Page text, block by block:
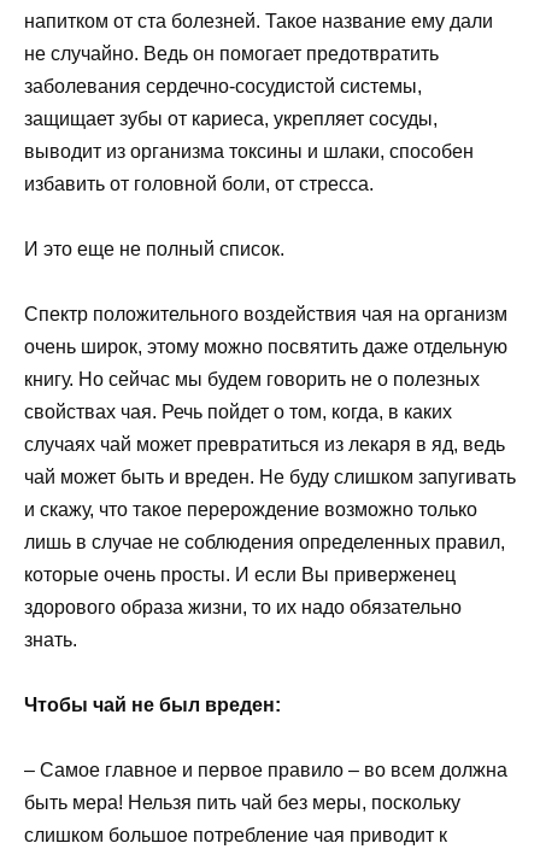
напитком от ста болезней. Такое название ему дали
не случайно. Ведь он помогает предотвратить
заболевания сердечно-сосудистой системы,
защищает зубы от кариеса, укрепляет сосуды,
выводит из организма токсины и шлаки, способен
избавить от головной боли, от стресса.
И это еще не полный список.
Спектр положительного воздействия чая на организм
очень широк, этому можно посвятить даже отдельную
книгу. Но сейчас мы будем говорить не о полезных
свойствах чая. Речь пойдет о том, когда, в каких
случаях чай может превратиться из лекаря в яд, ведь
чай может быть и вреден. Не буду слишком запугивать
и скажу, что такое перерождение возможно только
лишь в случае не соблюдения определенных правил,
которые очень просты. И если Вы приверженец
здорового образа жизни, то их надо обязательно
знать.
Чтобы чай не был вреден:
– Самое главное и первое правило – во всем должна
быть мера! Нельзя пить чай без меры, поскольку
слишком большое потребление чая приводит к